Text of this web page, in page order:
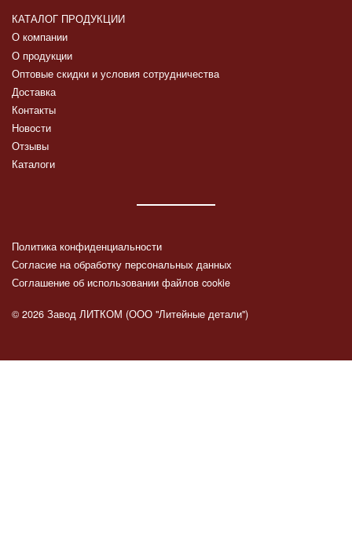
КАТАЛОГ ПРОДУКЦИИ
О компании
О продукции
Оптовые скидки и условия сотрудничества
Доставка
Контакты
Новости
Отзывы
Каталоги
Политика конфиденциальности
Согласие на обработку персональных данных
Соглашение об использовании файлов cookie
© 2026 Завод ЛИТКОМ (ООО "Литейные детали")